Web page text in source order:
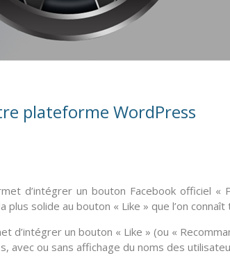
plateforme WordPress
d’intégrer un bouton Facebook officiel «
solide au bouton « Like » que l’on connaît
d’intégrer un bouton « Like » (ou «
avec ou sans affichage du noms des